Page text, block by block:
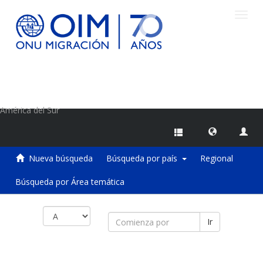
América del Sur
Nueva búsqueda Búsqueda por país Regional
Búsqueda por Área temática
Ir